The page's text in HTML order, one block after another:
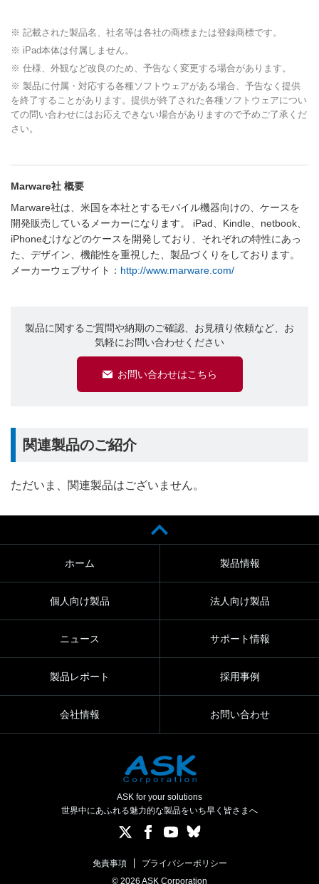
※ 記載された製品名、社名等は各社の商標または登録商標です。
※ iPad本体は付属しません。
※ 仕様、外観など改良のため、予告なく変更する場合があります。
※ 製品に付属・対応する各種ソフトウェアがある場合、予告なく提供
を終了することがあります。提供が終了された各種ソフトウェアについ
ての問い合わせにはお応えできない場合がありますので予めご了承くだ
さい。
Marware社 概要
Marware社は、米国を本社とするモバイル機器向けの、ケースを
開発販売しているメーカーになります。 iPad、Kindle、netbook、
iPhoneむけなどのケースを開発しており、それぞれの特性にあっ
た、デザイン、機能性を重視した、製品づくりをしております。
メーカーウェブサイト： http://www.marware.com/
製品に関するご質問や納期のご確認、お見積り依頼など、お
気軽にお問い合わせください
お問い合わせはこちら
関連製品のご紹介
ただいま、関連製品はございません。
ホーム 製品情報
個人向け製品 法人向け製品
ニュース サポート情報
製品レポート 採用事例
会社情報 お問い合わせ
ASK for your solutions
世界中にあふれる魅力的な製品をいち早く皆さまへ
免責事項
プライバシーポリシー
© 2026 ASK Corporation